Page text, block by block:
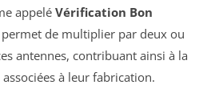
appelé Vérification Bon
permet de multiplier par deux ou
antennes, contribuant ainsi à la
à leur fabrication.